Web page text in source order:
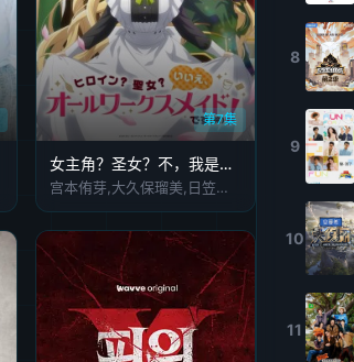
第7集
女主角？圣女？不，我是杂役女仆(自豪)！
宫本侑芽,大久保瑠美,日笠阳子,天崎滉平,小野友树,堀江瞬,仲村宗悟
8
9
10
11